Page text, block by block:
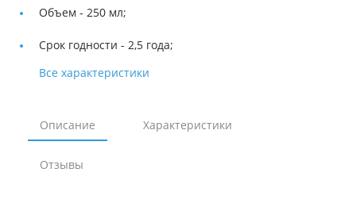
Объем - 250 мл;
Срок годности - 2,5 года;
Все характеристики
Описание Характеристики
Отзывы